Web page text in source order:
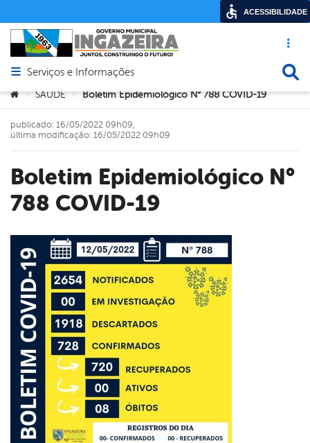
Acesso
Abrir menu principal de navegação
Serviços e Informações
Você está aqui:
> SAÚDE > Boletim Epidemiológico N° 788 COVID-19
Boletim Epidemiológico N°
788 COVID-19
publicado: 16/05/2022 09h09,
última modificação: 16/05/2022 09h09
ACESSIBILIDADE